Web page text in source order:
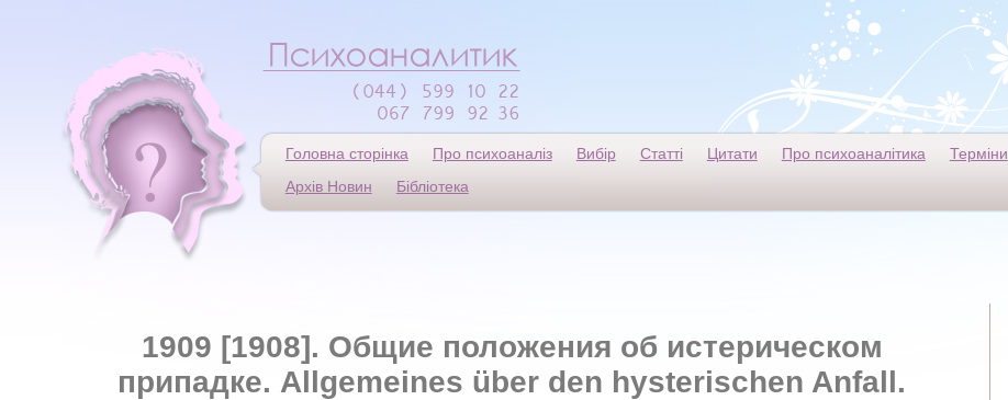
Головна сторінка Про психоаналіз Вибір Статті Цитати Про психоаналітика
Терміни
Архів Новин
Бібліотека
1909 [1908]. Общие положения об истерическом
припадке. Allgemeines über den hysterischen Anfall.